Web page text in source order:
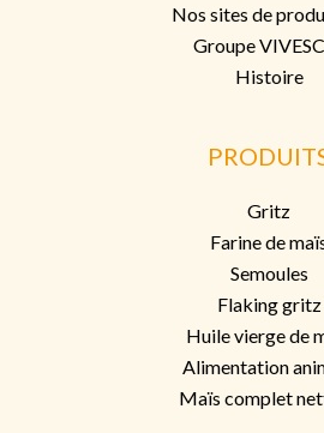
Nos sites de
Groupe
Histoire
Gritz
Farine de
Semoules
Flaking gritz
Huile vierge de
Alimentation
Maïs complet